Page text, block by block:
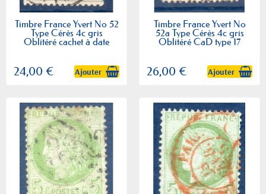
Timbre France Yvert No 52
Type Cérès 4c gris
Oblitéré cachet à date
24,00 € Ajouter
Timbre France Yvert No
52a Type Cérès 4c gris
Oblitéré CaD type 17
26,00 € Ajouter